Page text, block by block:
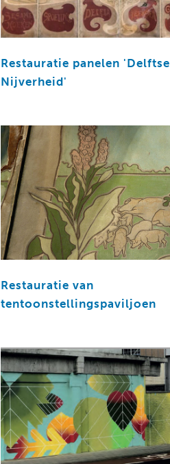
Restauratie panelen 'Delftse
Nijverheid'
Restauratie van
tentoonstellingspaviljoen